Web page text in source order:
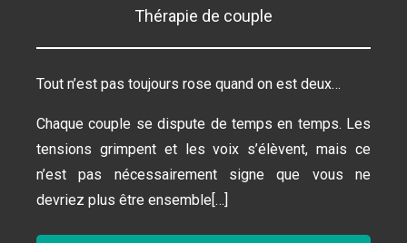
Thérapie de couple
Tout n’est pas toujours rose quand on est deux…
Chaque couple se dispute de temps en temps. Les
tensions grimpent et les voix s’élèvent, mais ce
n’est pas nécessairement signe que vous ne
devriez plus être ensemble[…]